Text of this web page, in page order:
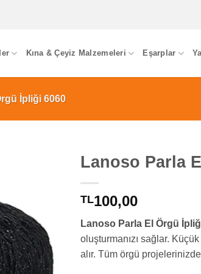
Kına & Çeyiz Malzemeleri Eşarplar
İpliği 6060
Lanoso Parla
TL100,00
Lanoso Parla El Örgü
oluşturmanızı sağlar. Küçük
alır. Tüm örgü